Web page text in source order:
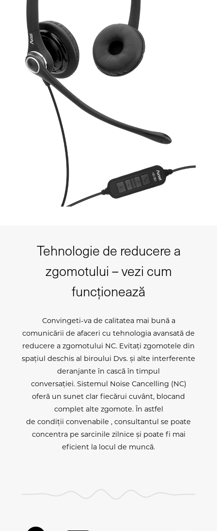
Tehnologie de reducere a
zgomotului – vezi cum
funcționează
Convingeti-va de calitatea mai bună a
comunicării de afaceri cu tehnologia avansată de
reducere a zgomotului NC. Evitați zgomotele din
spațiul deschis al biroului Dvs. și alte interferente
deranjante în cască în timpul
conversației. Sistemul Noise Cancelling (NC)
oferă un sunet clar fiecărui cuvânt, blocand
complet alte zgomote. În astfel
de condiții convenabile , consultantul se poate
concentra pe sarcinile zilnice și poate fi mai
eficient la locul de muncă.